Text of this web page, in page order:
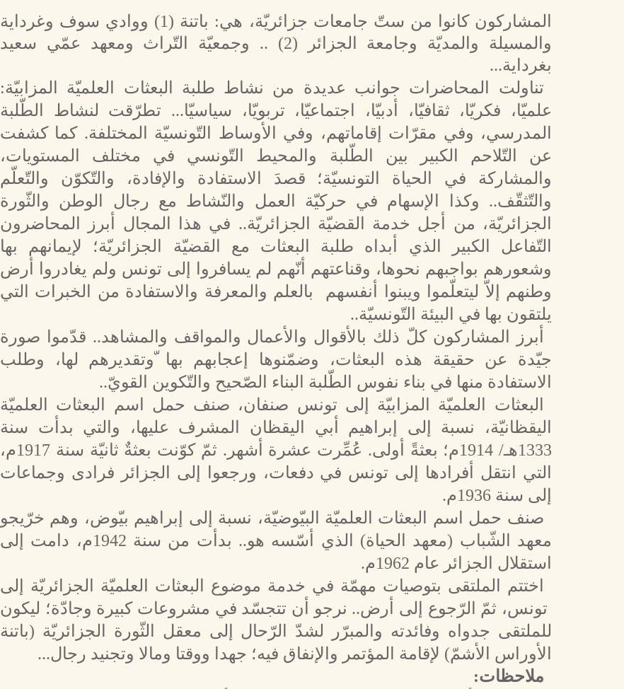
المشاركون كانوا من ستّ جامعات جزائريّة، هي: باتنة (1) ووادي سوف وغرداية
والمسيلة والمديّة وجامعة الجزائر (2) .. وجمعيّة التّراث ومعهد عمّي سعيد
بغرداية...
تناولت المحاضرات جوانب عديدة من نشاط طلبة البعثات العلميّة المزابيّة:
علميّا، فكريّا، ثقافيّا، أدبيّا، اجتماعيّا، تربويّا، سياسيّا... تطرّقت لنشاط الطّلبة
المدرسي، وفي مقرّات إقاماتهم، وفي الأوساط التّونسيّة المختلفة. كما كشفت
عن التّلاحم الكبير بين الطّلبة والمحيط التّونسي في مختلف المستويات،
والمشاركة في الحياة التونسيّة؛ قصدَ الاستفادة والإفادة، والتّكوّن والتّعلّم
والتّثقّف.. وكذا الإسهام في حركيّة العمل والنّشاط مع رجال الوطن والثّورة
الجزائريّة، من أجل خدمة القضيّة الجزائريّة.. في هذا المجال أبرز المحاضرون
التّفاعل الكبير الذي أبداه طلبة البعثات مع القضيّة الجزائريّة؛ لإيمانهم بها
وشعورهم بواجبهم نحوها، وقناعتهم أنّهم لم يسافروا إلى تونس ولم يغادروا أرض
وطنهم إلاّ ليتعلّموا ويبنوا أنفسهم بالعلم والمعرفة والاستفادة من الخبرات التي
يلتقون بها في البيئة التّونسيّة..
أبرز المشاركون كلّ ذلك بالأقوال والأعمال والمواقف والمشاهد.. قدّموا صورة
جيّدة عن حقيقة هذه البعثات، وضمّنوها إعجابهم بها ّوتقديرهم لها، وطلب
الاستفادة منها في بناء نفوس الطّلبة البناء الصّحيح والتّكوين القويّ..
البعثات العلميّة المزابيّة إلى تونس صنفان، صنف حمل اسم البعثات العلميّة
اليقظانيّة، نسبة إلى إبراهيم أبي اليقظان المشرف عليها، والتي بدأت سنة
1333هـ/ 1914م؛ بعثةً أولى. عُمِّرت عشرة أشهر. ثمّ كوّنت بعثةٌ ثانيّة سنة 1917م،
التي انتقل أفرادها إلى تونس في دفعات، ورجعوا إلى الجزائر فرادى وجماعات
إلى سنة 1936م.
صنف حمل اسم البعثات العلميّة البيّوضيّة، نسبة إلى إبراهيم بيّوض، وهم خرّيجو
معهد الشّباب (معهد الحياة) الذي أسّسه هو.. بدأت من سنة 1942م، دامت إلى
استقلال الجزائر عام 1962م.
اختتم الملتقى بتوصيات مهمّة في خدمة موضوع البعثات العلميّة الجزائريّة إلى
تونس، ثمّ الرّجوع إلى أرض.. نرجو أن تتجسّد في مشروعات كبيرة وجادّة؛ ليكون
للملتقى جدواه وفائدته والمبرّر لشدّ الرّحال إلى معقل الثّورة الجزائريّة (باتنة
الأوراس الأشمّ) لإقامة المؤتمر والإنفاق فيه؛ جهدا ووقتا ومالا وتجنيد رجال...
ملاحظات: